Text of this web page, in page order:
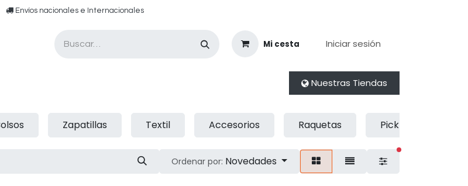
​​ E​nvíos nacionales e ​​​Internacionales​
Mi cesta Iniciar sesión
Nuestras Tiendas
Zapatillas Textil Accesorios Raquetas Pickleball
Ordenar por: Novedades filtros activos